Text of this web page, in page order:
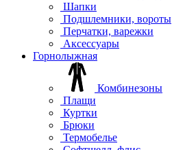
Шапки
Подшлемники, вороты
Перчатки, варежки
Аксессуары
Горнолыжная
Комбинезоны
Плащи
Куртки
Брюки
Термобелье